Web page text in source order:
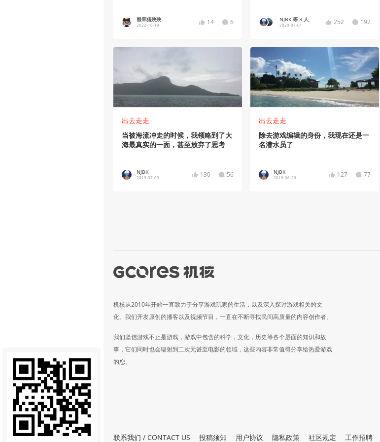
熊果猪殃殃
2022-10-19 14 6 NJBK 等 3 人
2020-07-01 252 192
出去走走
当被海流冲走的时候，我领略到了大
海最真实的一面，甚至放弃了思考
NJBK
2019-07-03 130 56
出去走走
除去游戏编辑的身份，我现在还是一
名潜水员了
NJBK
2019-06-29 127 77
机核从2010年开始一直致力于分享游戏玩家的生活，以及深入探讨游戏相关的文
化。我们开发原创的播客以及视频节目，一直在不断寻找民间高质量的内容创作者。
我们坚信游戏不止是游戏，游戏中包含的科学，文化，历史等各个层面的知识和故
事，它们同时也会辐射到二次元甚至电影的领域，这些内容非常值得分享给热爱游戏
的您。
联系我们 / CONTACT US 投稿须知 用户协议 隐私政策 社区规定 工作招聘